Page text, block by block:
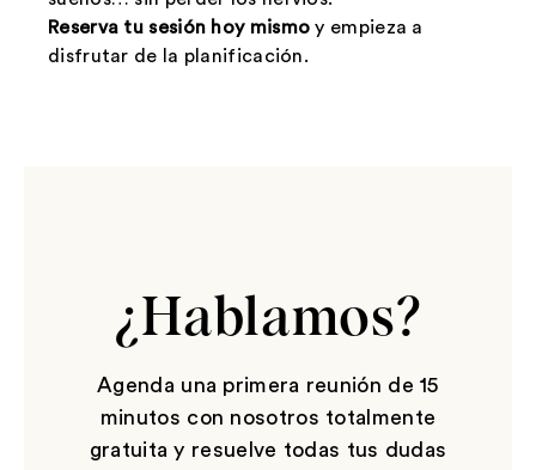
Reserva tu sesión hoy mismo y empieza a
disfrutar de la planificación.
¿Hablamos?
Agenda una primera reunión de 15
minutos con nosotros totalmente
gratuita y resuelve todas tus dudas